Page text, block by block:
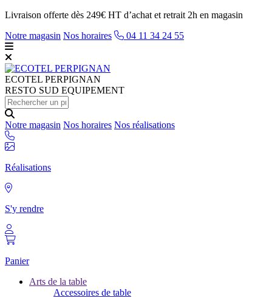
Livraison offerte dès 249€ HT d’achat et retrait 2h en magasin
Notre magasin Nos horaires 04 11 34 24 55
ECOTEL PERPIGNAN
RESTO SUD EQUIPEMENT
Notre magasin Nos horaires Nos réalisations
Réalisations
S'y rendre
Panier
Arts de la table
Accessoires de table